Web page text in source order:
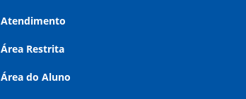
Atendimento
Área Restrita
Área do Aluno